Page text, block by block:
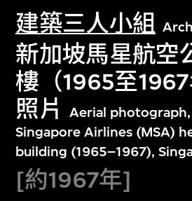
建築三人小組
新加坡馬星航空
樓（1965至
照片
Aerial photograph,
Singapore Airlines (MSA)
building (1965–1967),
[約1967年]
文化藏品。